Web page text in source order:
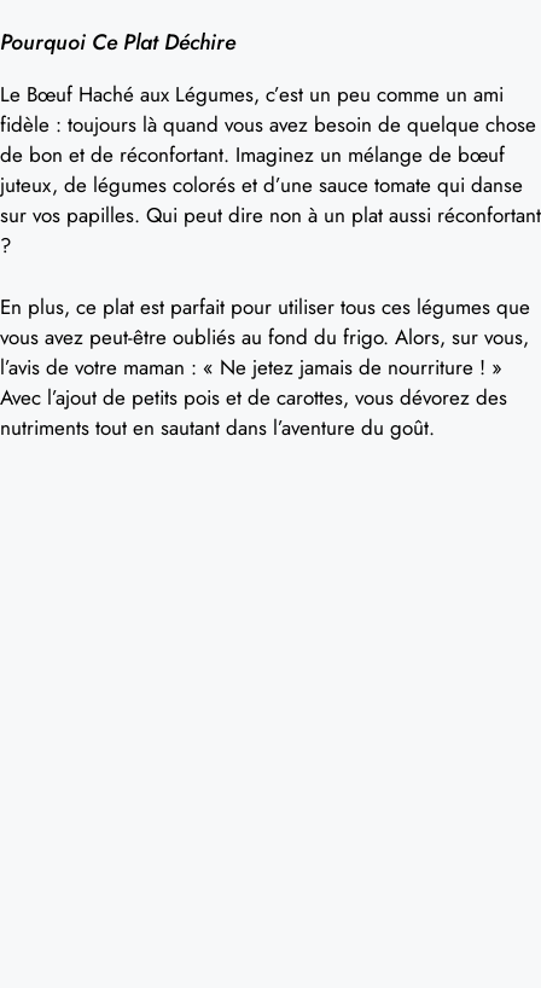
Pourquoi Ce Plat Déchire
Le Bœuf Haché aux Légumes, c’est un peu comme un ami
fidèle : toujours là quand vous avez besoin de quelque chose
de bon et de réconfortant. Imaginez un mélange de bœuf
juteux, de légumes colorés et d’une sauce tomate qui danse
sur vos papilles. Qui peut dire non à un plat aussi réconfortant
?
En plus, ce plat est parfait pour utiliser tous ces légumes que
vous avez peut-être oubliés au fond du frigo. Alors, sur vous,
l’avis de votre maman : « Ne jetez jamais de nourriture ! »
Avec l’ajout de petits pois et de carottes, vous dévorez des
nutriments tout en sautant dans l’aventure du goût.